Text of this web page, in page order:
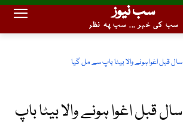
سب نیوز
سب کی خبر ... سب پہ نظر
چین میں 24 سال قبل اغوا ہونے والا بیٹا باپ